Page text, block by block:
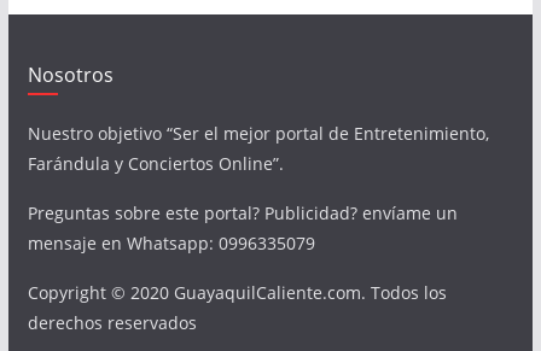
Nosotros
Nuestro objetivo “Ser el mejor portal de Entretenimiento,
Farándula y Conciertos Online”.
Preguntas sobre este portal? Publicidad? envíame un
mensaje en Whatsapp: 0996335079
Copyright © 2020 GuayaquilCaliente.com. Todos los
derechos reservados